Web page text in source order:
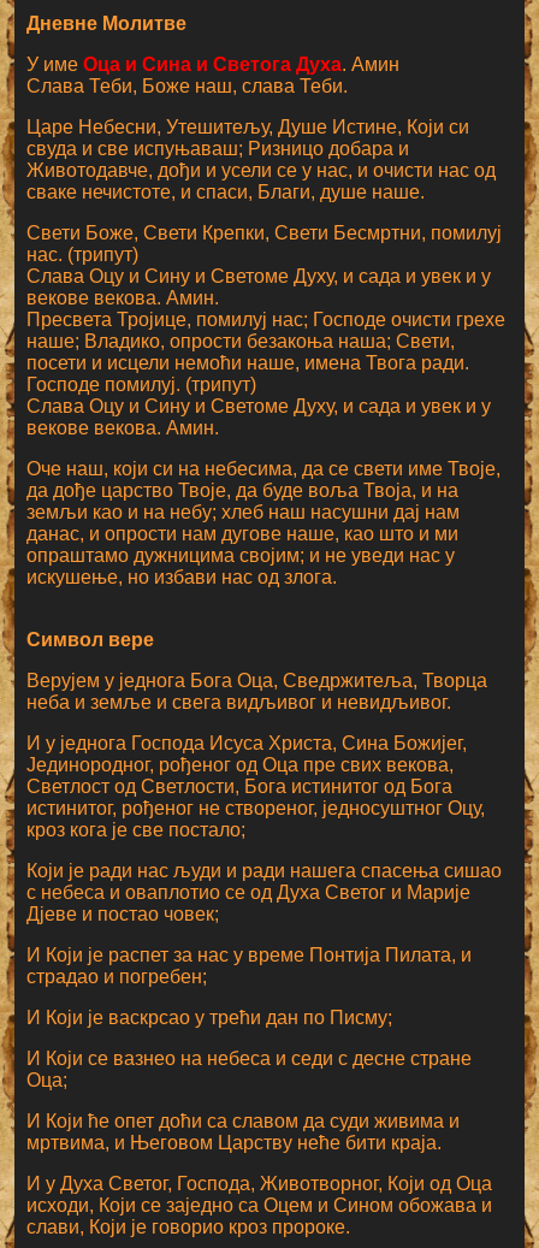
Дневне Молитве
У имеОца и Сина и Светога Духа. Амин
Слава Теби, Боже наш, слава Теби.
Царе Небесни, Утешитељу, Душе Истине, Који си
свуда и све испуњаваш; Ризницо добара и
Животодавче, дођи и усели се у нас, и очисти нас од
сваке нечистоте, и спаси, Благи, душе наше.
Свети Боже, Свети Крепки, Свети Бесмртни, помилуј
нас. (трипут)
Слава Оцу и Сину и Светоме Духу, и сада и увек и у
векове векова. Амин.
Пресвета Тројице, помилуј нас; Господе очисти грехе
наше; Владико, опрости безакоња наша; Свети,
посети и исцели немоћи наше, имена Твога ради.
Господе помилуј. (трипут)
Слава Оцу и Сину и Светоме Духу, и сада и увек и у
векове векова. Амин.
Оче наш, који си на небесима, да се свети име Твоје,
да дође царство Твоје, да буде воља Твоја, и на
земљи као и на небу; хлеб наш насушни дај нам
данас, и опрости нам дугове наше, као што и ми
опраштамо дужницима својим; и не уведи нас у
искушење, но избави нас од злога.
Символ вере
Верујем у једнога Бога Оца, Сведржитеља, Творца
неба и земље и свега видљивог и невидљивог.
И у једнога Господа Исуса Христа, Сина Божијег,
Јединородног, рођеног од Оца пре свих векова,
Светлост од Светлости, Бога истинитог од Бога
истинитог, рођеног не створеног, једносуштног Оцу,
кроз кога је све постало;
Који је ради нас људи и ради нашега спасења сишао
с небеса и оваплотио се од Духа Светог и Марије
Дјеве и постао човек;
И Који је распет за нас у време Понтија Пилата, и
страдао и погребен;
И Који је васкрсао у трећи дан по Писму;
И Који се вазнео на небеса и седи с десне стране
Оца;
И Који ће опет доћи са славом да суди живима и
мртвима, и Његовом Царству неће бити краја.
И у Духа Светог, Господа, Животворног, Који од Оца
исходи, Који се заједно са Оцем и Сином обожава и
слави, Који је говорио кроз пророке.